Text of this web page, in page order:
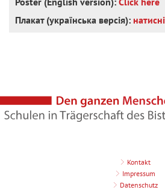
Плакат (українська версія):
Kontakt
Impressum
Datenschutz